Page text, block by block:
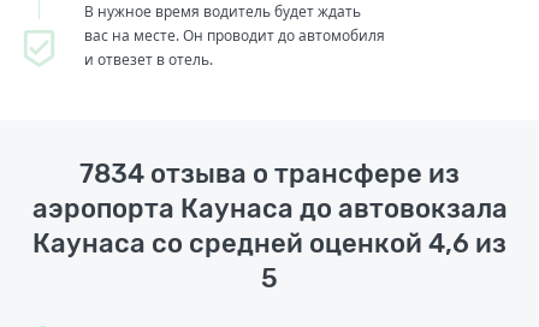
В нужное время водитель будет ждать
вас на месте. Он проводит до автомобиля
и отвезет в отель.
7834 отзыва о трансфере из
аэропорта Каунаса до автовокзала
Каунаса со средней оценкой 4,6 из
5